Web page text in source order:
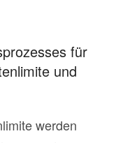
für
und
werden